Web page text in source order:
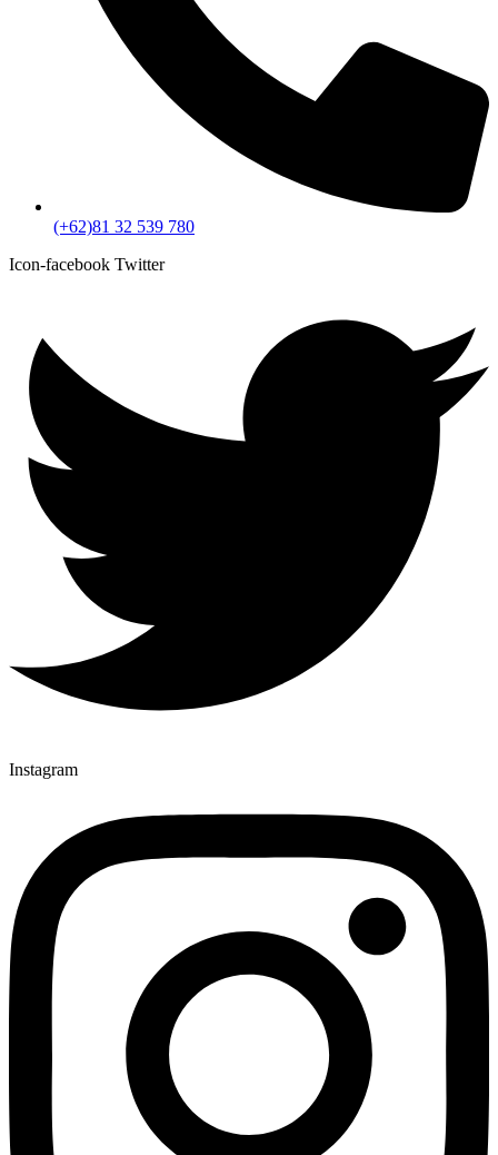
(+62)81 32 539 780
Icon-facebook Twitter
Instagram